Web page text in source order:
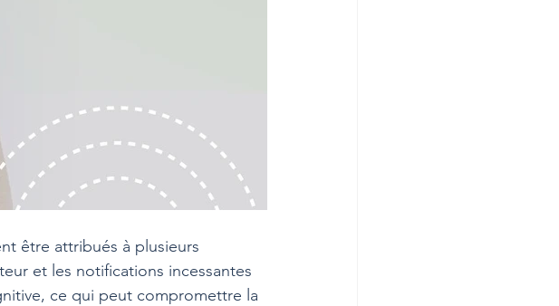
être attribués à plusieurs
et les notifications incessantes
ce qui peut compromettre la